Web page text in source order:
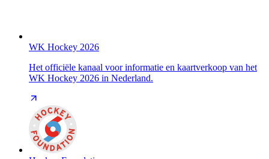
WK Hockey 2026
Het officiële kanaal voor informatie en kaartverkoop van het
WK Hockey 2026 in Nederland.